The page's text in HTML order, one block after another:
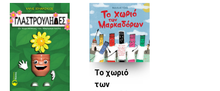
Το χωριό
των